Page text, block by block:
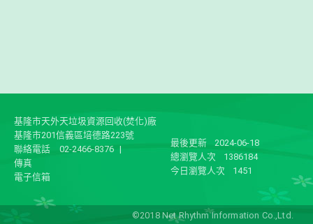
基隆市天外天垃圾資源回收(焚化)廠
基隆市201信義區培德路223號
聯絡電話
02-2466-8376 |
傳真
電子信箱
最後更新
2024-06-18
總瀏覽人次
1386184
今日瀏覽人次
1451
©2018 Net Rhythm Information Co.,Ltd.